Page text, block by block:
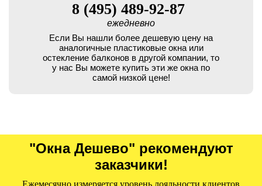
8 (495) 489-92-87
ежедневно
Если Вы нашли более дешевую цену на
аналогичные пластиковые окна или
остекление балконов в другой компании, то
у нас Вы можете купить эти же окна по
самой низкой цене!
"Окна Дешево" рекомендуют
заказчики!